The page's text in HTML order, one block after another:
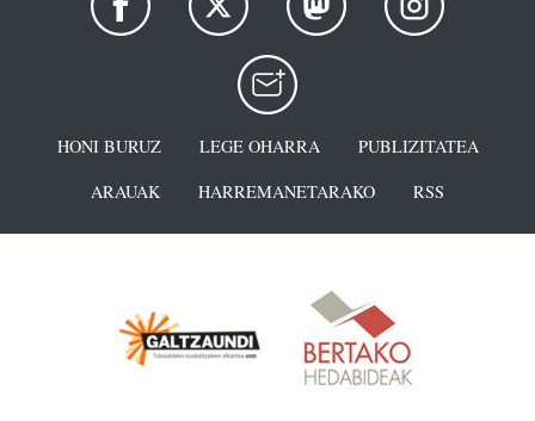
HONI BURUZ LEGE OHARRA
PUBLIZITATEA
ARAUAK
HARREMANETARAKO RSS